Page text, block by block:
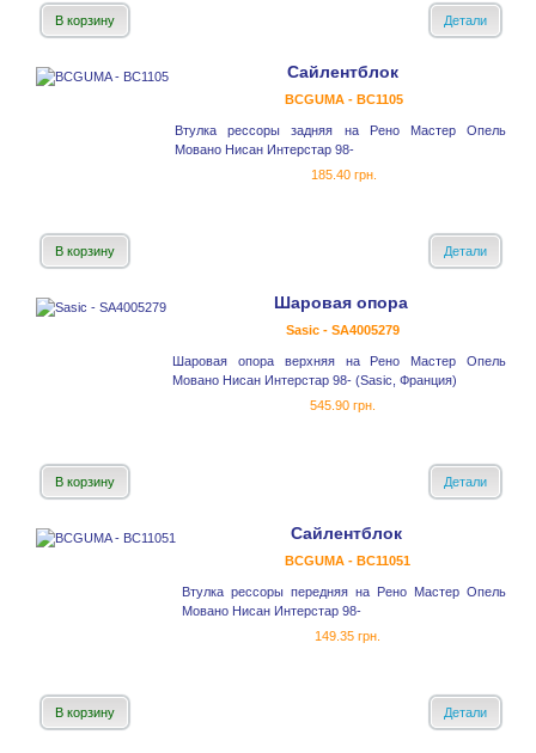
В корзину Детали
Сайлентблок
BCGUMA - BC1105
Втулка рессоры задняя на Рено Мастер Опель
Мовано Нисан Интерстар 98-
185.40 грн.
В корзину Детали
Шаровая опора
Sasic - SA4005279
Шаровая опора верхняя на Рено Мастер Опель
Мовано Нисан Интерстар 98- (Sasic, Франция)
545.90 грн.
В корзину Детали
Сайлентблок
BCGUMA - BC11051
Втулка рессоры передняя на Рено Мастер Опель
Мовано Нисан Интерстар 98-
149.35 грн.
В корзину Детали